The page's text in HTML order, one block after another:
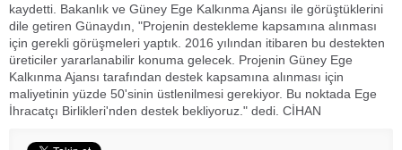
kaydetti. Bakanlık ve Güney Ege Kalkınma Ajansı ile görüştüklerini
dile getiren Günaydın, "Projenin destekleme kapsamına alınması
için gerekli görüşmeleri yaptık. 2016 yılından itibaren bu destekten
üreticiler yararlanabilir konuma gelecek. Projenin Güney Ege
Kalkınma Ajansı tarafından destek kapsamına alınması için
maliyetinin yüzde 50'sinin üstlenilmesi gerekiyor. Bu noktada Ege
İhracatçı Birlikleri'nden destek bekliyoruz." dedi. CİHAN